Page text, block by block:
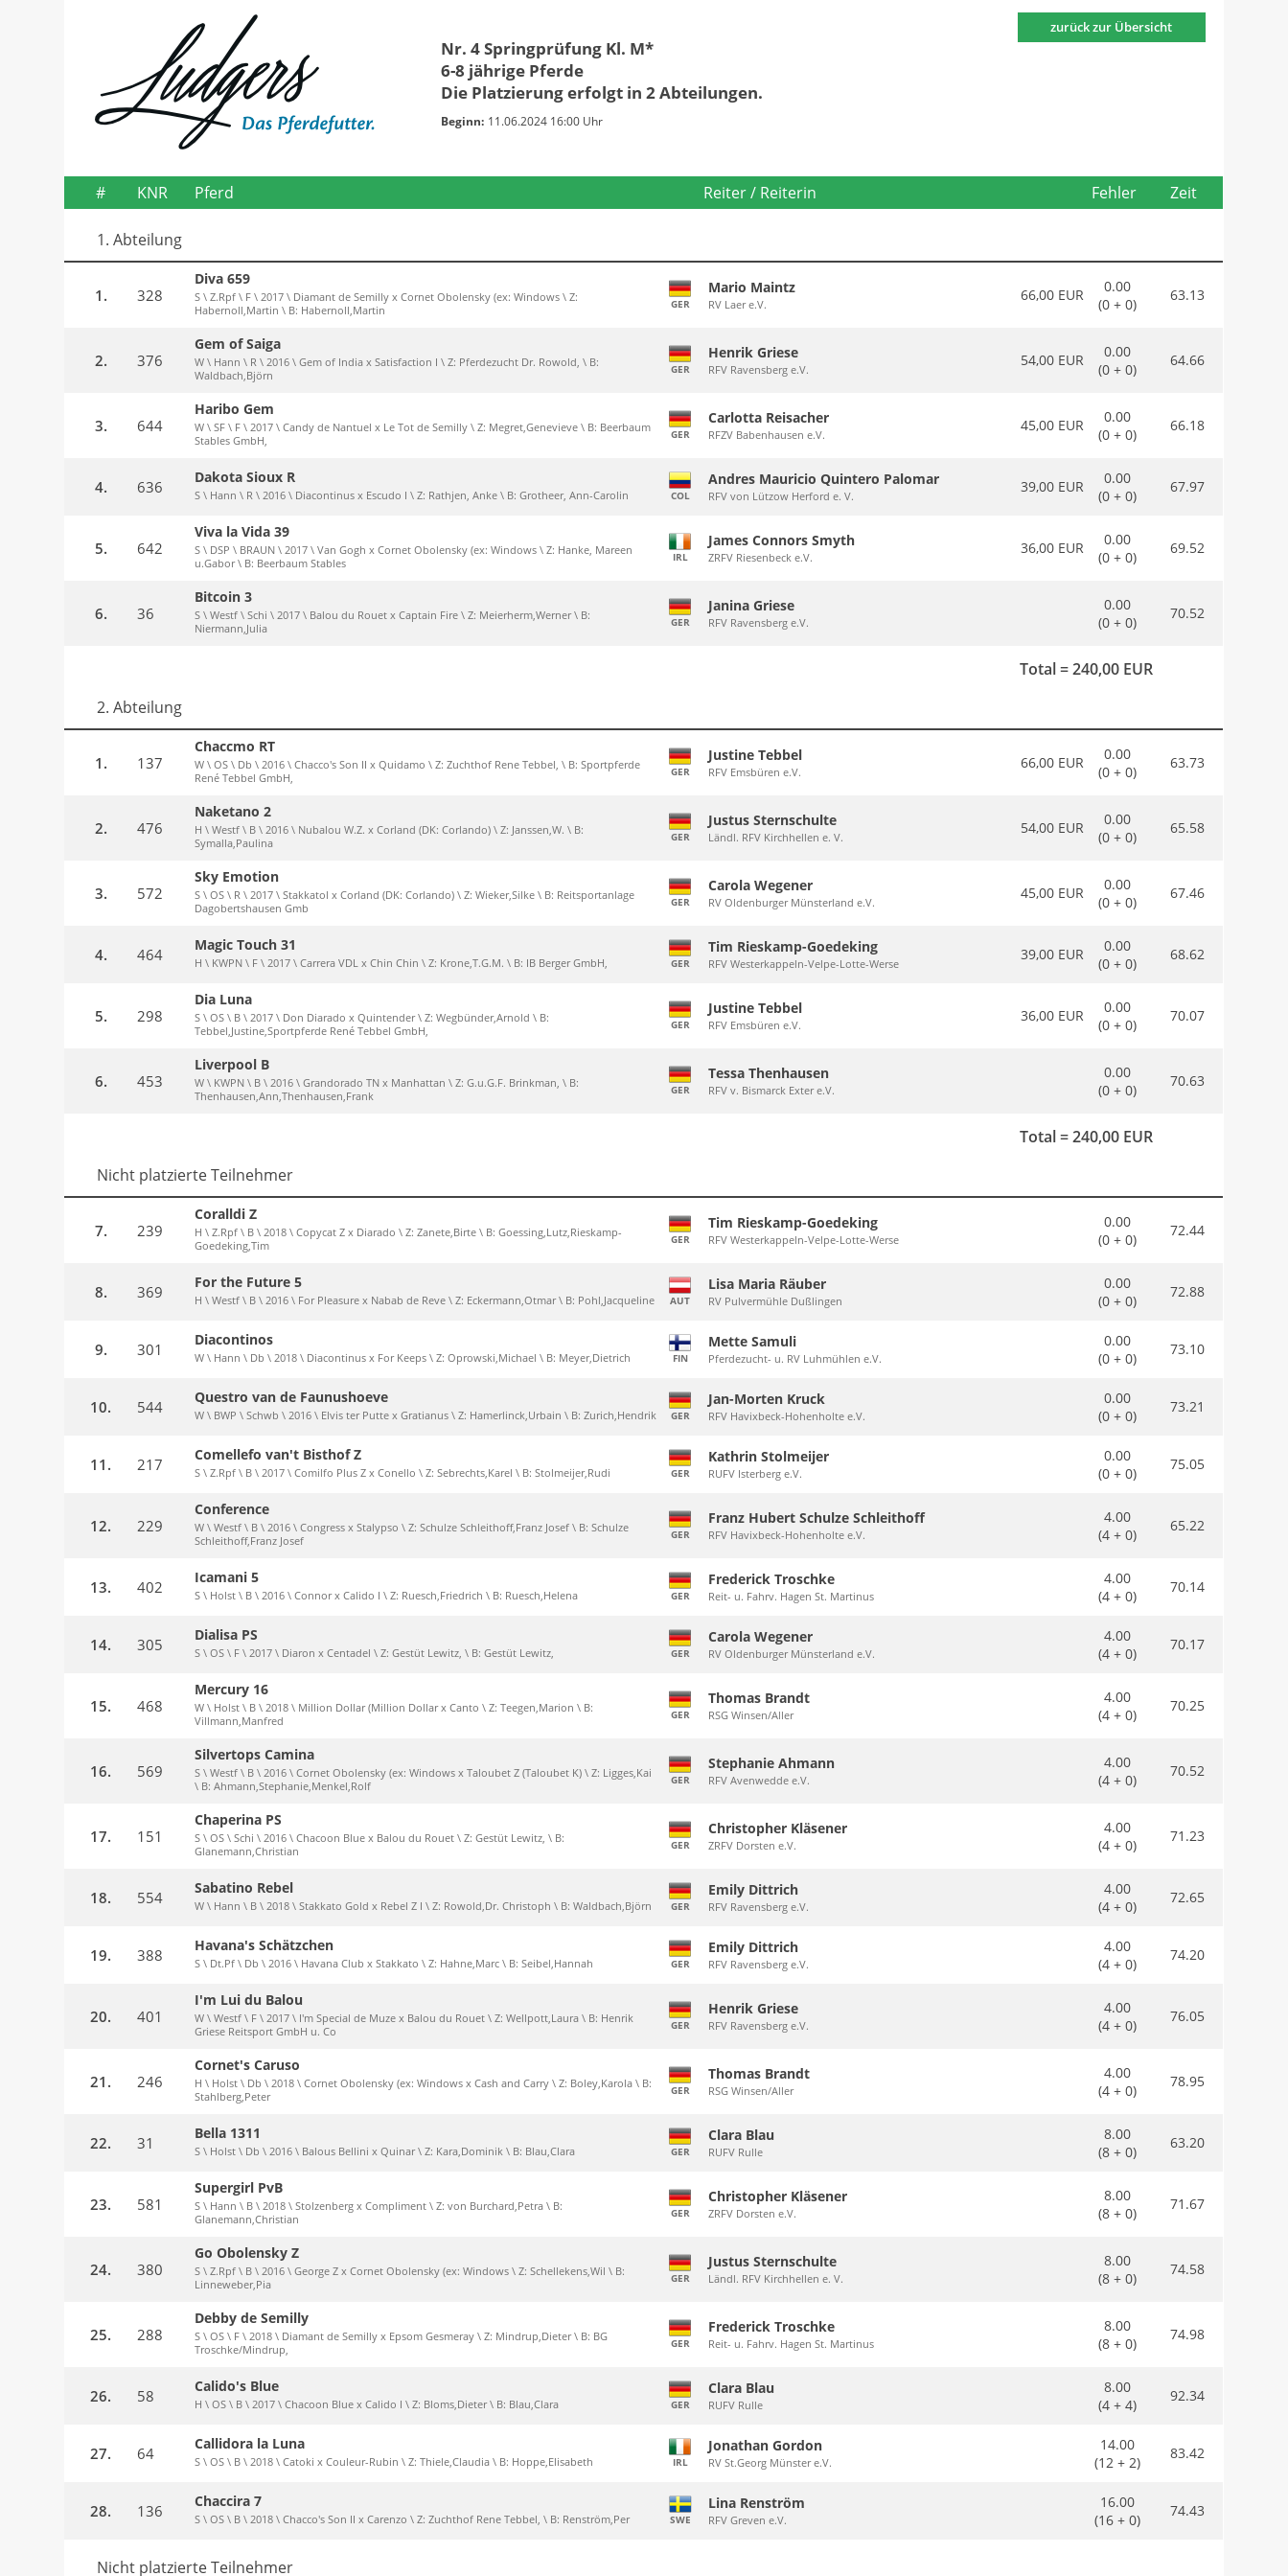
zurück zur Übersicht
Nr. 4 Springprüfung Kl. M*
6-8 jährige Pferde
Die Platzierung erfolgt in 2 Abteilungen.
Beginn: 11.06.2024 16:00 Uhr
# KNR Pferd Reiter / Reiterin Fehler Zeit
1. Abteilung
1. 328
Diva 659
S \ Z.Rpf \ F \ 2017 \ Diamant de Semilly x Cornet Obolensky (ex: Windows \ Z:
Habernoll,Martin \ B: Habernoll,Martin
GER
Mario Maintz
RV Laer e.V.
66,00 EUR
0.00
(0 + 0)
63.13
2. 376
Gem of Saiga
W \ Hann \ R \ 2016 \ Gem of India x Satisfaction I \ Z: Pferdezucht Dr. Rowold, \ B:
Waldbach,Björn
GER
Henrik Griese
RFV Ravensberg e.V.
54,00 EUR
0.00
(0 + 0)
64.66
3. 644
Haribo Gem
W \ SF \ F \ 2017 \ Candy de Nantuel x Le Tot de Semilly \ Z: Megret,Genevieve \ B: Beerbaum
Stables GmbH,
GER
Carlotta Reisacher
RFZV Babenhausen e.V.
45,00 EUR
0.00
(0 + 0)
66.18
4. 636
Dakota Sioux R
S \ Hann \ R \ 2016 \ Diacontinus x Escudo I \ Z: Rathjen, Anke \ B: Grotheer, Ann-Carolin COL
Andres Mauricio Quintero Palomar
RFV von Lützow Herford e. V.
39,00 EUR
0.00
(0 + 0)
67.97
5. 642
Viva la Vida 39
S \ DSP \ BRAUN \ 2017 \ Van Gogh x Cornet Obolensky (ex: Windows \ Z: Hanke, Mareen
u.Gabor \ B: Beerbaum Stables
IRL
James Connors Smyth
ZRFV Riesenbeck e.V.
36,00 EUR
0.00
(0 + 0)
69.52
6. 36
Bitcoin 3
S \ Westf \ Schi \ 2017 \ Balou du Rouet x Captain Fire \ Z: Meierherm,Werner \ B:
Niermann,Julia
GER
Janina Griese
RFV Ravensberg e.V.
0.00
(0 + 0)
70.52
Total = 240,00 EUR
2. Abteilung
1. 137
Chaccmo RT
W \ OS \ Db \ 2016 \ Chacco's Son II x Quidamo \ Z: Zuchthof Rene Tebbel, \ B: Sportpferde
René Tebbel GmbH,
GER
Justine Tebbel
RFV Emsbüren e.V.
66,00 EUR
0.00
(0 + 0)
63.73
2. 476
Naketano 2
H \ Westf \ B \ 2016 \ Nubalou W.Z. x Corland (DK: Corlando) \ Z: Janssen,W. \ B:
Symalla,Paulina
GER
Justus Sternschulte
Ländl. RFV Kirchhellen e. V.
54,00 EUR
0.00
(0 + 0)
65.58
3. 572
Sky Emotion
S \ OS \ R \ 2017 \ Stakkatol x Corland (DK: Corlando) \ Z: Wieker,Silke \ B: Reitsportanlage
Dagobertshausen Gmb
GER
Carola Wegener
RV Oldenburger Münsterland e.V.
45,00 EUR
0.00
(0 + 0)
67.46
4. 464
Magic Touch 31
H \ KWPN \ F \ 2017 \ Carrera VDL x Chin Chin \ Z: Krone,T.G.M. \ B: IB Berger GmbH, GER
Tim Rieskamp-Goedeking
RFV Westerkappeln-Velpe-Lotte-Werse
39,00 EUR
0.00
(0 + 0)
68.62
5. 298
Dia Luna
S \ OS \ B \ 2017 \ Don Diarado x Quintender \ Z: Wegbünder,Arnold \ B:
Tebbel,Justine,Sportpferde René Tebbel GmbH,
GER
Justine Tebbel
RFV Emsbüren e.V.
36,00 EUR
0.00
(0 + 0)
70.07
6. 453
Liverpool B
W \ KWPN \ B \ 2016 \ Grandorado TN x Manhattan \ Z: G.u.G.F. Brinkman, \ B:
Thenhausen,Ann,Thenhausen,Frank
GER
Tessa Thenhausen
RFV v. Bismarck Exter e.V.
0.00
(0 + 0)
70.63
Total = 240,00 EUR
Nicht platzierte Teilnehmer
7. 239
Coralldi Z
H \ Z.Rpf \ B \ 2018 \ Copycat Z x Diarado \ Z: Zanete,Birte \ B: Goessing,Lutz,Rieskamp-
Goedeking,Tim
GER
Tim Rieskamp-Goedeking
RFV Westerkappeln-Velpe-Lotte-Werse
0.00
(0 + 0)
72.44
8. 369
For the Future 5
H \ Westf \ B \ 2016 \ For Pleasure x Nabab de Reve \ Z: Eckermann,Otmar \ B: Pohl,Jacqueline AUT
Lisa Maria Räuber
RV Pulvermühle Dußlingen
0.00
(0 + 0)
72.88
9. 301
Diacontinos
W \ Hann \ Db \ 2018 \ Diacontinus x For Keeps \ Z: Oprowski,Michael \ B: Meyer,Dietrich FIN
Mette Samuli
Pferdezucht- u. RV Luhmühlen e.V.
0.00
(0 + 0)
73.10
10. 544
Questro van de Faunushoeve
W \ BWP \ Schwb \ 2016 \ Elvis ter Putte x Gratianus \ Z: Hamerlinck,Urbain \ B: Zurich,Hendrik GER
Jan-Morten Kruck
RFV Havixbeck-Hohenholte e.V.
0.00
(0 + 0)
73.21
11. 217
Comellefo van't Bisthof Z
S \ Z.Rpf \ B \ 2017 \ Comilfo Plus Z x Conello \ Z: Sebrechts,Karel \ B: Stolmeijer,Rudi GER
Kathrin Stolmeijer
RUFV Isterberg e.V.
0.00
(0 + 0)
75.05
12. 229
Conference
W \ Westf \ B \ 2016 \ Congress x Stalypso \ Z: Schulze Schleithoff,Franz Josef \ B: Schulze
Schleithoff,Franz Josef
GER
Franz Hubert Schulze Schleithoff
RFV Havixbeck-Hohenholte e.V.
4.00
(4 + 0)
65.22
13. 402
Icamani 5
S \ Holst \ B \ 2016 \ Connor x Calido I \ Z: Ruesch,Friedrich \ B: Ruesch,Helena GER
Frederick Troschke
Reit- u. Fahrv. Hagen St. Martinus
4.00
(4 + 0)
70.14
14. 305
Dialisa PS
S \ OS \ F \ 2017 \ Diaron x Centadel \ Z: Gestüt Lewitz, \ B: Gestüt Lewitz, GER
Carola Wegener
RV Oldenburger Münsterland e.V.
4.00
(4 + 0)
70.17
15. 468
Mercury 16
W \ Holst \ B \ 2018 \ Million Dollar (Million Dollar x Canto \ Z: Teegen,Marion \ B:
Villmann,Manfred
GER
Thomas Brandt
RSG Winsen/Aller
4.00
(4 + 0)
70.25
16. 569
Silvertops Camina
S \ Westf \ B \ 2016 \ Cornet Obolensky (ex: Windows x Taloubet Z (Taloubet K) \ Z: Ligges,Kai
\ B: Ahmann,Stephanie,Menkel,Rolf
GER
Stephanie Ahmann
RFV Avenwedde e.V.
4.00
(4 + 0)
70.52
17. 151
Chaperina PS
S \ OS \ Schi \ 2016 \ Chacoon Blue x Balou du Rouet \ Z: Gestüt Lewitz, \ B:
Glanemann,Christian
GER
Christopher Kläsener
ZRFV Dorsten e.V.
4.00
(4 + 0)
71.23
18. 554
Sabatino Rebel
W \ Hann \ B \ 2018 \ Stakkato Gold x Rebel Z I \ Z: Rowold,Dr. Christoph \ B: Waldbach,Björn GER
Emily Dittrich
RFV Ravensberg e.V.
4.00
(4 + 0)
72.65
19. 388
Havana's Schätzchen
S \ Dt.Pf \ Db \ 2016 \ Havana Club x Stakkato \ Z: Hahne,Marc \ B: Seibel,Hannah GER
Emily Dittrich
RFV Ravensberg e.V.
4.00
(4 + 0)
74.20
20. 401
I'm Lui du Balou
W \ Westf \ F \ 2017 \ I'm Special de Muze x Balou du Rouet \ Z: Wellpott,Laura \ B: Henrik
Griese Reitsport GmbH u. Co
GER
Henrik Griese
RFV Ravensberg e.V.
4.00
(4 + 0)
76.05
21. 246
Cornet's Caruso
H \ Holst \ Db \ 2018 \ Cornet Obolensky (ex: Windows x Cash and Carry \ Z: Boley,Karola \ B:
Stahlberg,Peter
GER
Thomas Brandt
RSG Winsen/Aller
4.00
(4 + 0)
78.95
22. 31
Bella 1311
S \ Holst \ Db \ 2016 \ Balous Bellini x Quinar \ Z: Kara,Dominik \ B: Blau,Clara GER
Clara Blau
RUFV Rulle
8.00
(8 + 0)
63.20
23. 581
Supergirl PvB
S \ Hann \ B \ 2018 \ Stolzenberg x Compliment \ Z: von Burchard,Petra \ B:
Glanemann,Christian
GER
Christopher Kläsener
ZRFV Dorsten e.V.
8.00
(8 + 0)
71.67
24. 380
Go Obolensky Z
S \ Z.Rpf \ B \ 2016 \ George Z x Cornet Obolensky (ex: Windows \ Z: Schellekens,Wil \ B:
Linneweber,Pia
GER
Justus Sternschulte
Ländl. RFV Kirchhellen e. V.
8.00
(8 + 0)
74.58
25. 288
Debby de Semilly
S \ OS \ F \ 2018 \ Diamant de Semilly x Epsom Gesmeray \ Z: Mindrup,Dieter \ B: BG
Troschke/Mindrup,
GER
Frederick Troschke
Reit- u. Fahrv. Hagen St. Martinus
8.00
(8 + 0)
74.98
26. 58
Calido's Blue
H \ OS \ B \ 2017 \ Chacoon Blue x Calido I \ Z: Bloms,Dieter \ B: Blau,Clara GER
Clara Blau
RUFV Rulle
8.00
(4 + 4)
92.34
27. 64
Callidora la Luna
S \ OS \ B \ 2018 \ Catoki x Couleur-Rubin \ Z: Thiele,Claudia \ B: Hoppe,Elisabeth IRL
Jonathan Gordon
RV St.Georg Münster e.V.
14.00
(12 + 2)
83.42
28. 136
Chaccira 7
S \ OS \ B \ 2018 \ Chacco's Son II x Carenzo \ Z: Zuchthof Rene Tebbel, \ B: Renström,Per SWE
Lina Renström
RFV Greven e.V.
16.00
(16 + 0)
74.43
Nicht platzierte Teilnehmer